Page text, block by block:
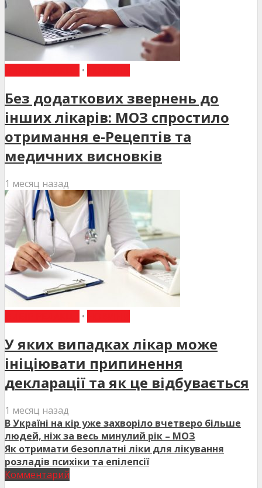
•
Без додаткових звернень до
інших лікарів: МОЗ спростило
отримання е-Рецептів та
медичних висновків
1 месяц назад
•
У яких випадках лікар може
ініціювати припинення
декларації та як це відбувається
1 месяц назад
В Україні на кір уже захворіло вчетверо більше
людей, ніж за весь минулий рік – МОЗ
Як отримати безоплатні ліки для лікування
розладів психіки та епілепсії
Комментарий